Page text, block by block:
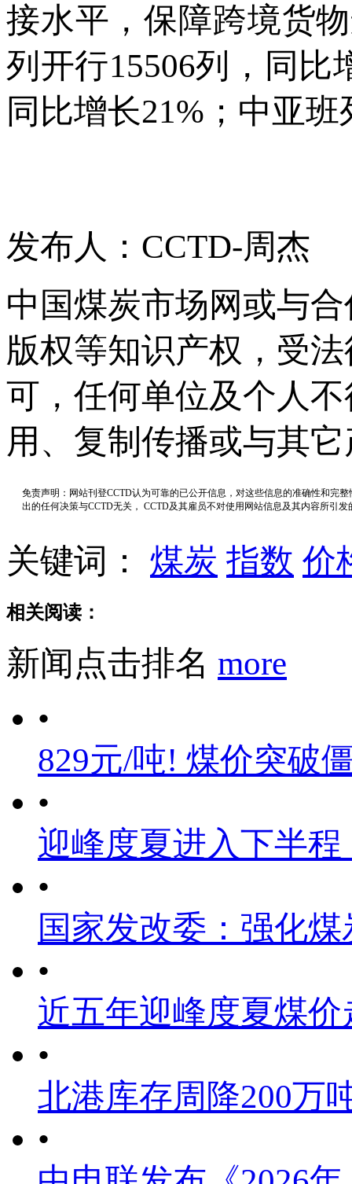
接水平，保障跨境货
列开行15506列，同比
同比增长21%；中亚
发布人：CCTD-周杰
中国煤炭市场网或与
版权等知识产权，受
可，任何单位及个人
用、复制传播或与其
免责声明：网站刊登CCTD认为可靠的已公开信息，对这些信息的准确性和完
出的任何决策与CCTD无关， CCTD及其雇员不对使用网站信息及其内容所引
关键词： 煤炭 指数 价
相关阅读：
新闻点击排名 more
•
829元/吨! 煤价突破
•
迎峰度夏进入下半
•
国家发改委：强化
•
近五年迎峰度夏煤价
•
北港库存周降200万
•